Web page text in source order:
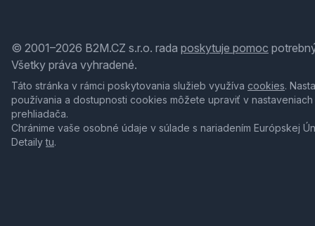
© 2001–2026 B2M.CZ s.r.o. rada poskytuje pomoc
Všetky práva vyhradené.
Táto stránka v rámci poskytovania služieb využíva cookies.
používania a dostupnosti cookies môžete upraviť v nastaveniach
prehliadača.
Chránime vaše osobné údaje v súlade s nariadením Európskej
Detailytu.